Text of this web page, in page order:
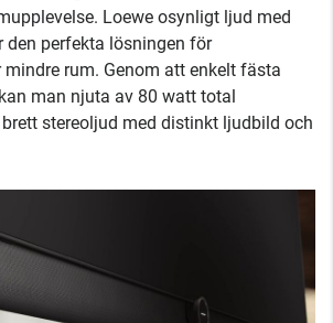
Loewe osynligt ljud med
den perfekta lösningen för
rum. Genom att enkelt fästa
man njuta av 80 watt total
stereoljud med distinkt ljudbild och